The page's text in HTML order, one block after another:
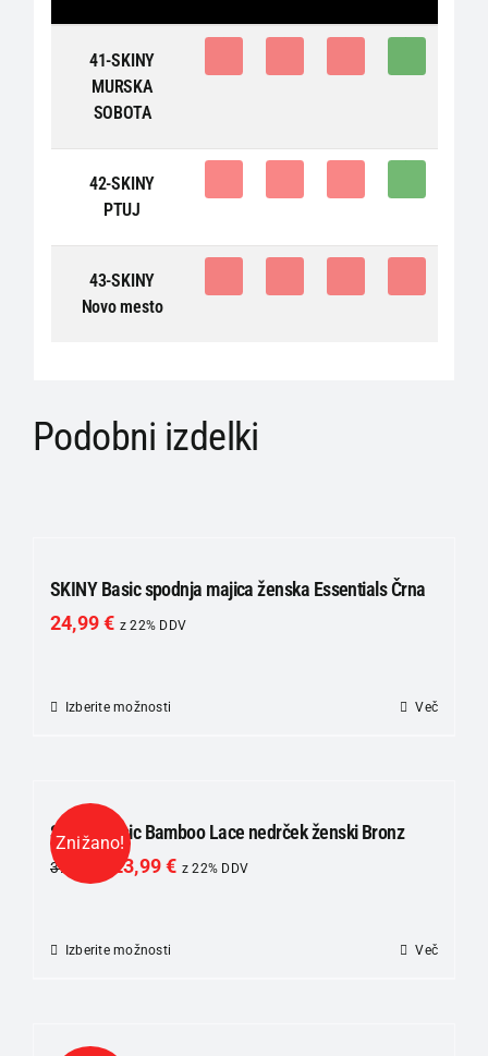
41-SKINY
MURSKA
SOBOTA
42-SKINY
PTUJ
43-SKINY
Novo mesto
Podobni izdelki
SKINY Basic spodnja majica ženska Essentials Črna
24,99€ z 22% DDV
Izberite možnosti
različic.
Možnosti
Več
Znižano!
SKINY Basic Bamboo Lace nedrček ženski Bronz
39,99 23,99€ z 22% DDV
Izberite možnosti Več